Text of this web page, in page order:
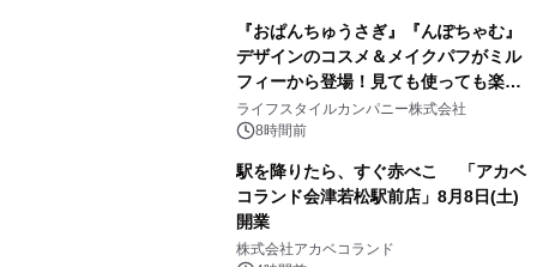
『おぱんちゅうさぎ』『んぽちゃむ』
デザインのコスメ＆メイクパフがミル
フィーから登場！見ても使っても楽し
い、ポップでキュートなコレクショ
ン。
ライフスタイルカンパニー株式会社
8時間前
駅を降りたら、すぐ赤べこ 「アカベ
コランド会津若松駅前店」8月8日(土)
開業
株式会社アカベコランド